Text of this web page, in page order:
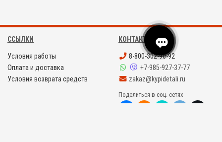
ССЫЛКИ
Условия работы
Оплата и доставка
Условия возврата средств
КОНТАКТЫ
8-800-302-90-92
+7-985-927-37-77
zakaz@kypidetali.ru
Поделиться в соц. сетях